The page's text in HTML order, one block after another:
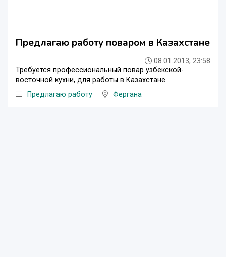
Предлагаю работу поваром в Казахстане
08.01.2013, 23:58
Требуется профессиональный повар узбекской-
восточной кухни, для работы в Казахстане.
Предлагаю работу
Фергана